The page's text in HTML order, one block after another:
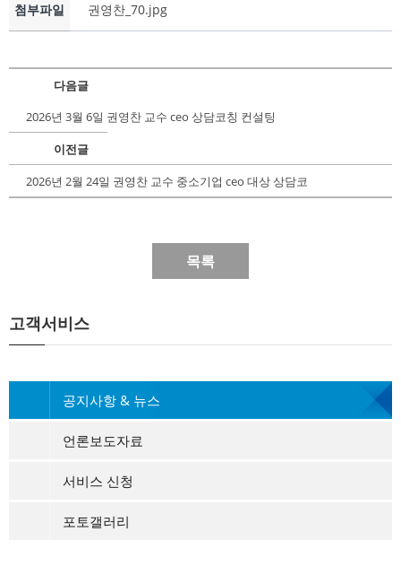
첨부파일 권영찬_70.jpg
다음글
2026년 3월 6일 권영찬 교수 ceo 상담코칭 컨설팅
이전글
2026년 2월 24일 권영찬 교수 중소기업 ceo 대상 상담코
목록
고객서비스
공지사항 & 뉴스
언론보도자료
서비스 신청
포토갤러리